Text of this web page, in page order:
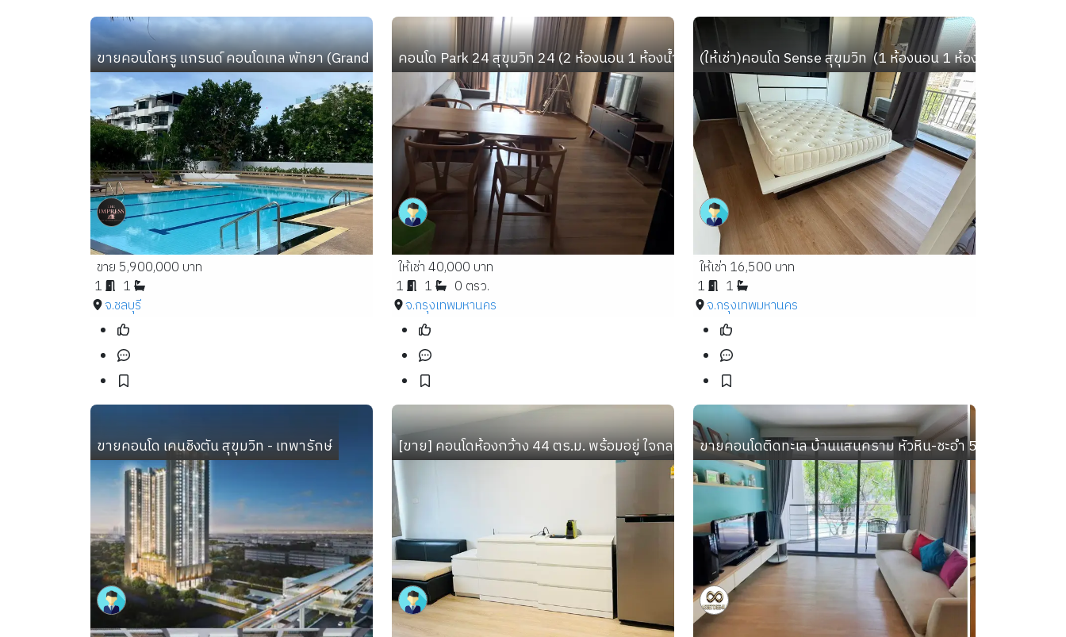
ขายคอนโดหรู แกรนด์ คอนโดเทล พัทยา (Grand Condotel) Pattaya
ขาย 5,900,000 บาท
1
1
จ.ชลบุรี
คอนโด Park 24 สุขุมวิท 24 (2 ห้องนอน 1 ห้องน้ำ พื้นที่ 52 ตร.ม. ) ใกล้บีทีเอสพร้อมพงษ์
ให้เช่า 40,000 บาท
1
1
0 ตรว.
จ.กรุงเทพมหานคร
(ให้เช่า)คอนโด Sense สุขุมวิท  (1 ห้องนอน 1 ห้องน้ำ พื้นที่ 42 ต
ให้เช่า 16,500 บาท
1
1
จ.กรุงเทพมหานคร
ขายคอนโด เคนชิงตัน สุขุมวิท - เทพารักษ์ [ขาย] คอนโดห้องกว้าง 44 ตร.ม. พร้อมอยู่ ใจกลางทาวน์อินทาวน์ ใกล้เลียบทางด่วน เอกมัยรามอินทรา
ขายคอนโดติดทะเล บ้านแสนคราม หัวหิน-ชะอำ 53.12 ตร.ม. ชั้